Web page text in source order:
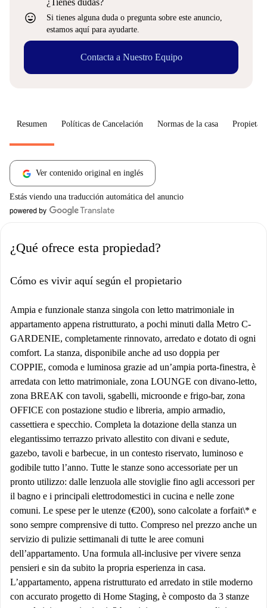
sentiment_very_satisfied
¿Tienes dudas?
Si tienes alguna duda o pregunta sobre este anuncio,
estamos aquí para ayudarte.
Contacta a Nuestro Equipo
Resumen Políticas de Cancelación Normas de la casa
Ver contenido original en inglés
Estás viendo una traducción automática del anuncio
¿Qué ofrece esta propiedad?
Cómo es vivir aquí según el propietario
Ampia e funzionale stanza singola con letto matrimoniale in
appartamento appena ristrutturato, a pochi minuti dalla Metro C-
GARDENIE, completamente rinnovato, arredato e dotato di ogni
comfort. La stanza, disponibile anche ad uso doppia per
COPPIE, comoda e luminosa grazie ad un’ampia porta-finestra, è
arredata con letto matrimoniale, zona LOUNGE con divano-letto,
zona BREAK con tavoli, sgabelli, microonde e frigo-bar, zona
OFFICE con postazione studio e libreria, ampio armadio,
cassettiera e specchio. Completa la dotazione della stanza un
elegantissimo terrazzo privato allestito con divani e sedute,
gazebo, tavoli e barbecue, in un contesto riservato, luminoso e
godibile tutto l’anno. Tutte le stanze sono accessoriate per un
pronto utilizzo: dalle lenzuola alle stoviglie fino agli accessori per
il bagno e i principali elettrodomestici in cucina e nelle zone
comuni. Le spese per le utenze (€200), sono calcolate a forfait\* e
sono sempre comprensive di tutto. Compreso nel prezzo anche un
servizio di pulizie settimanali di tutte le aree comuni
dell’appartamento. Una formula all-inclusive per vivere senza
pensieri e sin da subito la propria esperienza in casa.
L’appartamento, appena ristrutturato ed arredato in stile moderno
con accurato progetto di Home Staging, è composto da 3 stanze